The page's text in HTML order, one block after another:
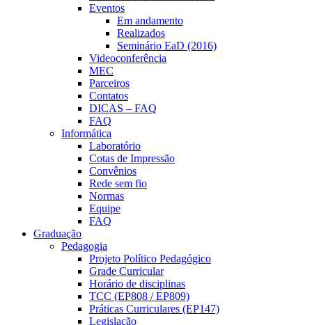
Eventos
Em andamento
Realizados
Seminário EaD (2016)
Videoconferência
MEC
Parceiros
Contatos
DICAS – FAQ
FAQ
Informática
Laboratório
Cotas de Impressão
Convênios
Rede sem fio
Normas
Equipe
FAQ
Graduação
Pedagogia
Projeto Político Pedagógico
Grade Curricular
Horário de disciplinas
TCC (EP808 / EP809)
Práticas Curriculares (EP147)
Legislação